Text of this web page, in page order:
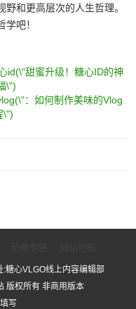
和更高层次的人生哲理。
吧！
id(\"甜蜜升级！糖心ID的神
\")
：如何制作美味的Vlog
\")
糖心VLGO线上内容编辑部
版权所有 非商用版本
写